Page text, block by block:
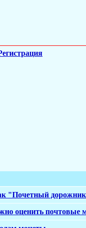
"Почетный
оценить почтовые